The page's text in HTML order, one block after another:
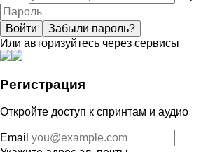
Войти
Забыли пароль?
Или авторизуйтесь через сервисы
Регистрация
Откройте доступ к спринтам и аудио
Email